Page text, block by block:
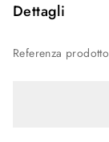
Dettagli
Referenza prodotto